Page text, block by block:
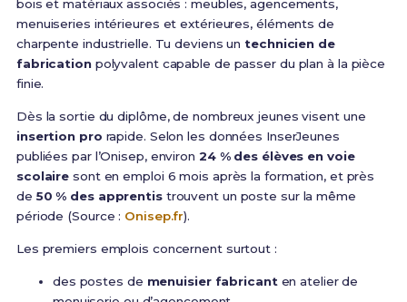
bois et matériaux associés : meubles, agencements,
menuiseries intérieures et extérieures, éléments de
charpente industrielle. Tu deviens untechnicien de
fabricationpolyvalent capable de passer du plan à la pièce
finie.
Dès la sortie du diplôme, de nombreux jeunes visent une
insertion pro rapide. Selon les données InserJeunes
publiées par l’Onisep, environ 24 % des élèves en voie
scolaire sont en emploi 6 mois après la formation, et près
de 50 % des apprentistrouvent un poste sur la même
période (Source : Onisep.fr).
Les premiers emplois concernent surtout :
des postes de menuisier fabricanten atelier de